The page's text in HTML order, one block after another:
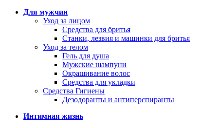
Для мужчин
Уход за лицом
Средства для бритья
Станки, лезвия и машинки для бритья
Уход за телом
Гель для душа
Мужские шампуни
Окрашивание волос
Средства для укладки
Средства Гигиены
Дезодоранты и антиперспиранты
Интимная жизнь